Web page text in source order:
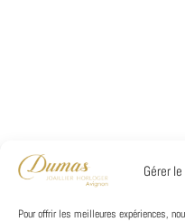
Gérer
Pour offrir les meilleures expériences,